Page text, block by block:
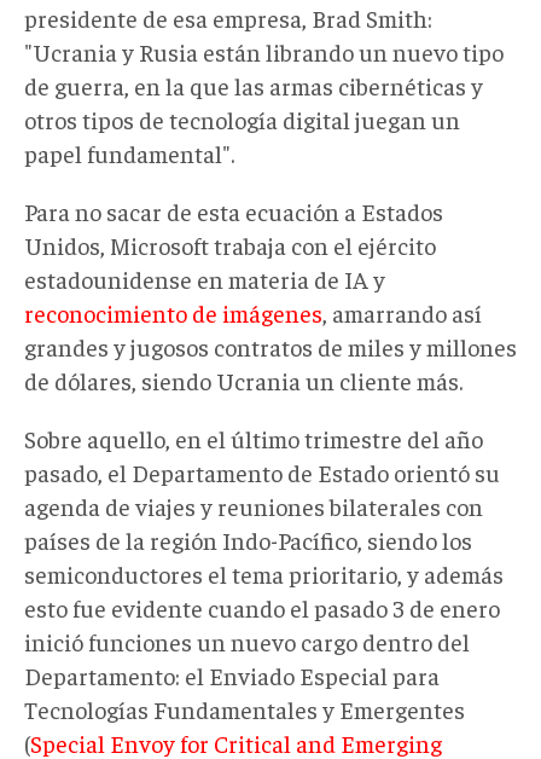
presidente de esa empresa, Brad Smith:
"Ucrania y Rusia están librando un nuevo tipo
de guerra, en la que las armas cibernéticas y
otros tipos de tecnología digital juegan un
papel fundamental".
Para no sacar de esta ecuación a Estados
Unidos, Microsoft trabaja con el ejército
estadounidense en materia de IA y
reconocimiento de imágenes , amarrando así
grandes y jugosos contratos de miles y millones
de dólares, siendo Ucrania un cliente más.
Sobre aquello, en el último trimestre del año
pasado, el Departamento de Estado orientó su
agenda de viajes y reuniones bilaterales con
países de la región Indo-Pacífico, siendo los
semiconductores el tema prioritario, y además
esto fue evidente cuando el pasado 3 de enero
inició funciones un nuevo cargo dentro del
Departamento: el Enviado Especial para
Tecnologías Fundamentales y Emergentes
(Special Envoy for Critical and Emerging